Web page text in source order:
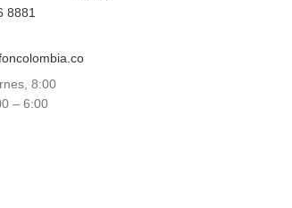
8881
8:00
– 6:00